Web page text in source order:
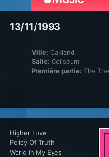
13/11/1993
Ville: Oakland
Salle: Coliseum
Première partie: The The
Higher Love
Policy Of Truth
World In My Eyes